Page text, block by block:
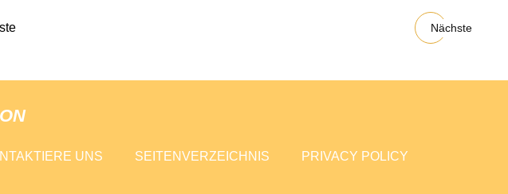
Nächste
UNS SEITENVERZEICHNIS PRIVACY POLICY